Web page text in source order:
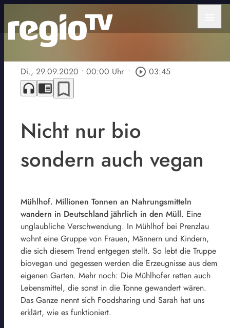
Di., 29.09.2020 • 00:00 Uhr • play_circle_outline 03:45
headphones chrome_reader_mode bookmark_border
Nicht nur bio
sondern auch vegan
Mühlhof. Millionen Tonnen an Nahrungsmitteln
wandern in Deutschland jährlich in den Müll. Eine
unglaubliche Verschwendung. In Mühlhof bei Prenzlau
wohnt eine Gruppe von Frauen, Männern und Kindern,
die sich diesem Trend entgegen stellt. So lebt die Truppe
biovegan und gegessen werden die Erzeugnisse aus dem
eigenen Garten. Mehr noch: Die Mühlhofer retten auch
Lebensmittel, die sonst in die Tonne gewandert wären.
Das Ganze nennt sich Foodsharing und Sarah hat uns
erklärt, wie es funktioniert.